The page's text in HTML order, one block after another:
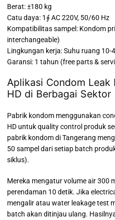
Berat: ±180 kg
Catu daya: 1∮ AC 220V, 50/60 Hz
Kompatibilitas sampel: Kondom
interchangeable)
Lingkungan kerja: Suhu ruang 10-
Garansi: 1 tahun (free parts &
Aplikasi Condom
HD di Berbagai Sektor
Pabrik kondom menggunakan
HD untuk quality control produk
pabrik kondom di Tangerang
50 sampel dari setiap batch
siklus).
Mereka mengatur volume air 300
perendaman 10 detik. Jika
mengalir atau water leakage test
batch akan ditinjau ulang.